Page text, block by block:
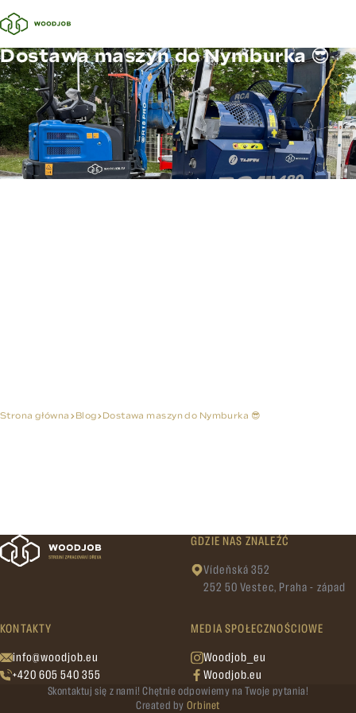
Dostawa maszyn do Nymburka 😎
Strona główna Blog Dostawa maszyn do Nymburka 😎
GDZIE NAS ZNALEŹĆ
Vídeňská 352
252 50 Vestec, Praha - západ
KONTAKTY
info@woodjob.eu
+420 605 540 355
MEDIA SPOŁECZNOŚCIOWE
Woodjob_eu
Woodjob.eu
Skontaktuj się z nami! Chętnie odpowiemy na Twoje pytania!
Created by Orbinet